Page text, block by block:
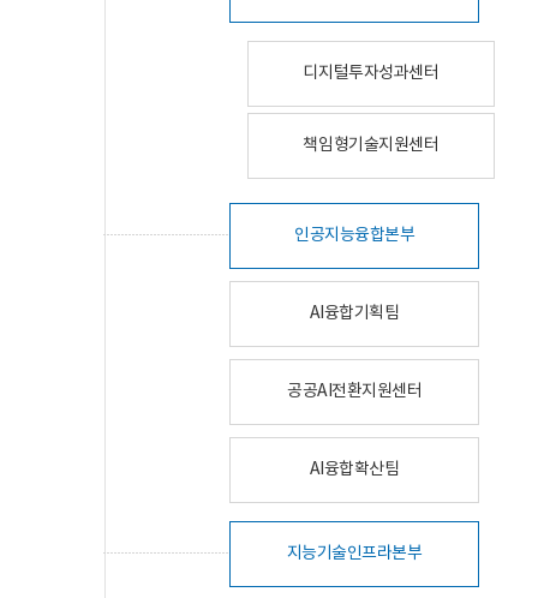
디지털투자성과센터
책임형기술지원센터
인공지능융합본부
AI융합기획팀
공공AI전환지원센터
AI융합확산팀
지능기술인프라본부